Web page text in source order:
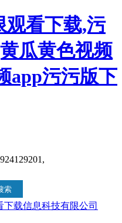
观看下载,污
瓜黄色视频
app污污版下
索